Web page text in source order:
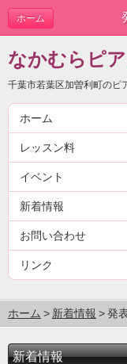
ホーム
なかむらピ
千葉市若葉区加曽利町のピ
ホーム
レッスン料
イベント
新着情報
お問い合わせ
リンク
ホーム 新着情報 発
新着情報